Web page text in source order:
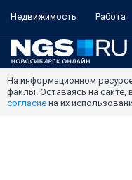
Недвижимость Работа
На информационном
файлы. Оставаясь на
согласие на их